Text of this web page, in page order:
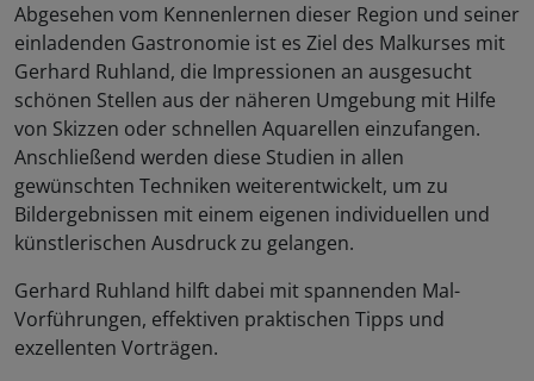
Abgesehen vom Kennenlernen dieser Region und seiner
einladenden Gastronomie ist es Ziel des Malkurses mit
Gerhard Ruhland, die Impressionen an ausgesucht
schönen Stellen aus der näheren Umgebung mit Hilfe
von Skizzen oder schnellen Aquarellen einzufangen.
Anschließend werden diese Studien in allen
gewünschten Techniken weiterentwickelt, um zu
Bildergebnissen mit einem eigenen individuellen und
künstlerischen Ausdruck zu gelangen.
Gerhard Ruhland hilft dabei mit spannenden Mal-
Vorführungen, effektiven praktischen Tipps und
exzellenten Vorträgen.